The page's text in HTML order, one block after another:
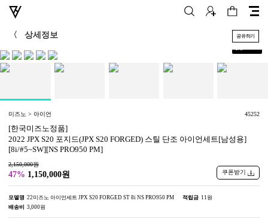
〈 상세정보 공유하기
+
미즈노 > 아이언 45252
[한국미즈노정품]
2022 JPX S20 포지드(JPX S20 FORGED) 스틸 단조 아이언세트[남성용]
[8i/#5~SW][NS PRO950 PM]
2,150,000원
47% 1,150,000원 쿠폰받기
모델명 22미즈노 아이언세트 JPX S20 FORGED ST 8i NS PRO950 PM 적립금 11원
배송비
3,000원